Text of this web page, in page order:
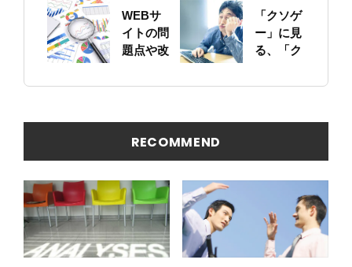
いて
のサイト
をちゃん
と確認し
WEBサ
イトの問
題点や改
トの概要
見つける
方法
「クソゲ
ー」に見
る、「ク
ト」の原
RECOMMEND